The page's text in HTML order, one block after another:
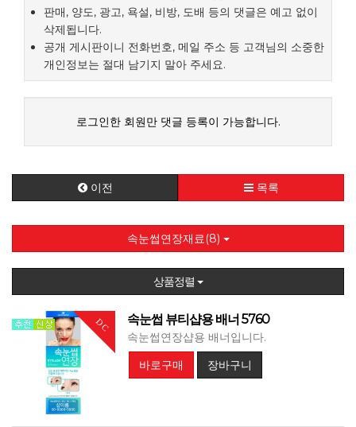
판매, 양도, 광고, 욕설, 비방, 도배 등의 댓글은 예고 없이
삭제됩니다.
공개 게시판이니 전화번호, 메일 주소 등 고객님의 소중한
개인정보는 절대 남기지 말아 주세요.
로그인한 회원만 댓글 등록이 가능합니다.
이전 목록
속눈썹연장재료(8)
상품정렬
DC 속눈썹 뷰티샵용 배너 5760
속눈썹연장샵용 배너입니다.
바로구매
장바구니